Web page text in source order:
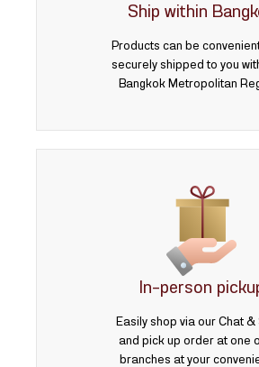
Ship within
Products can be
securely shipped to you
Bangkok Metropolitan
In-person
Easily shop via our Chat &
and pick up order at one
branches at your